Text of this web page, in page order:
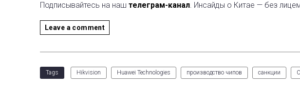
Подписывайтесь на наш телеграм-канал. Инсайды о Китае — без
Leave a comment
Tags Hikvision Huawei Technologies производство чипов санкции